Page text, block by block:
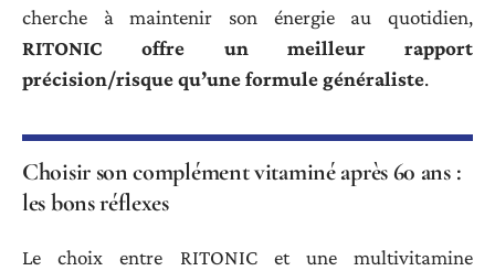
cherche à maintenir son énergie au quotidien,
RITONIC offre un meilleur rapport
précision/risque qu’une formule généraliste.
Choisir son complément vitaminé après 60 ans :
les bons réflexes
Le choix entre RITONIC et une multivitamine